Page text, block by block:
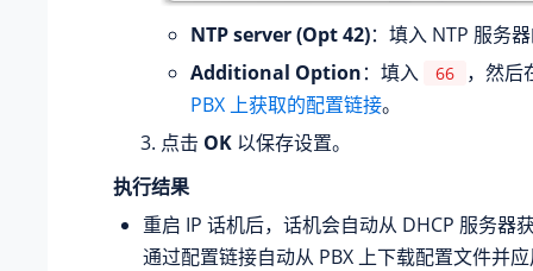
NTP server (Opt 42)：填入 NTP 服务
Additional Option：填入 66
，然后
PBX 上获取的配置链接。
点击 OK 以保存设置。
执行结果
重启 IP 话机后，话机会自动从 DHCP 服务器
通过配置链接自动从 PBX 上下载配置文件并